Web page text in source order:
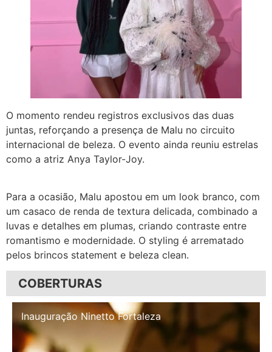
O momento rendeu registros exclusivos das duas
juntas, reforçando a presença de Malu no circuito
internacional de beleza. O evento ainda reuniu estrelas
como a atriz Anya Taylor-Joy.
Para a ocasião, Malu apostou em um look branco, com
um casaco de renda de textura delicada, combinado a
luvas e detalhes em plumas, criando contraste entre
romantismo e modernidade. O styling é arrematado
pelos brincos statement e beleza clean.
COBERTURAS
Inauguração Illa Café